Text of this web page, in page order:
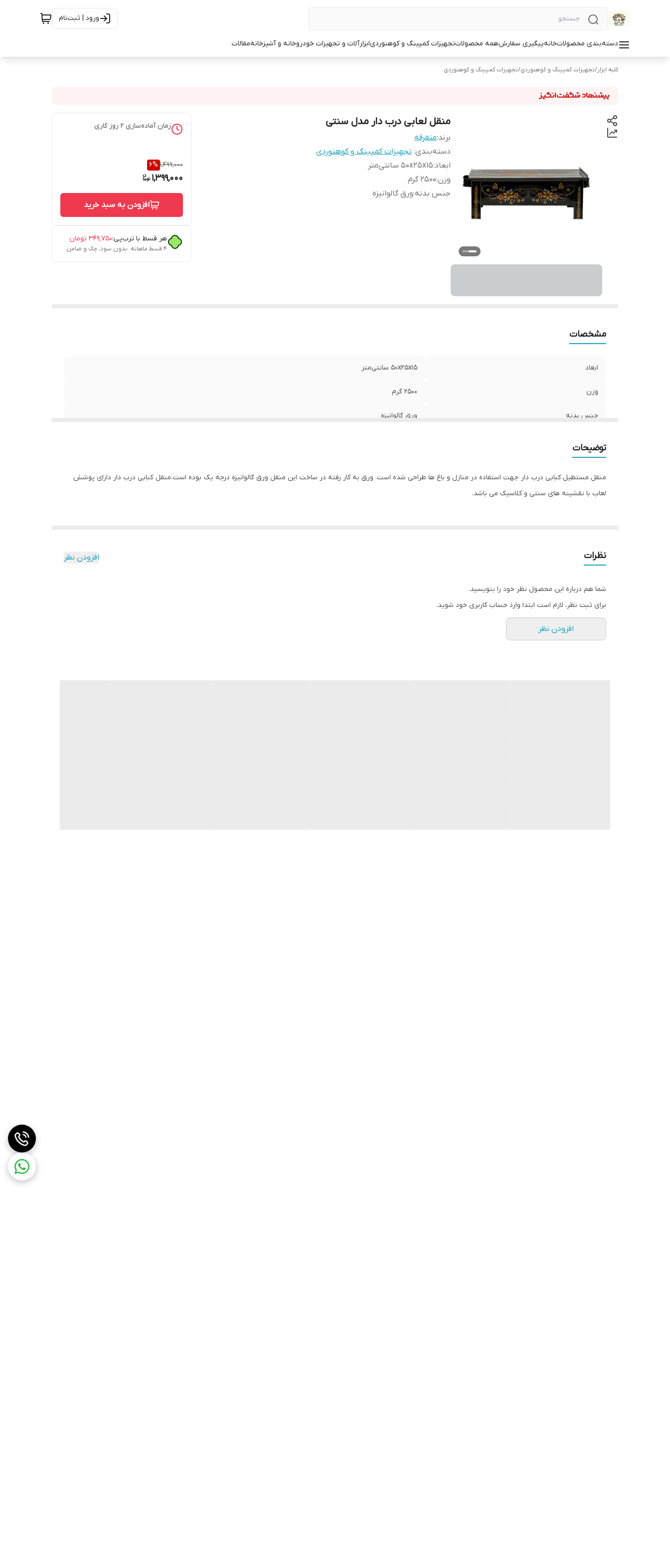
ورود | ثبت‌نام
دسته‌بندی محصولاتخانهپیگیری سفارشهمه محصولاتتجهیزات کمپینگ و کوهنوردیابزارآلات و تجهیزات خودروخانه و آشپزخانهمقالات
کلبه ابزار/تجهیزات کمپینگ و کوهنوردی/تجهیزات کمپینگ و کوهنوردی
منقل لعابی درب دار مدل سنتی
برند:متفرقه
دسته‌بندی: تجهیزات کمپینگ و کوهنوردی
ابعاد:50x25x15 سانتی‌متر
وزن:2500 گرم
جنس بدنه:ورق گالوانیزه
زمان آماده‌سازی 2 روز کاری
1,499,000
6%
1,399,000
افزودن به سبد خرید
هر قسط با ترب‌پی:۳۴۹٬۷۵۰ تومان
۴ قسط ماهانه. بدون سود، چک و ضامن.
مشخصات
ابعاد 50x25x15 سانتی‌متر
وزن 2500 گرم
جنس بدنه ورق گالوانیزه
توضیحات
منقل مستطیل کبابی درب دار جهت استفاده در منازل و باغ ها طراحی شده است. ورق به کار رفته در ساخت این منقل ورق گالوانیزه درجه یک بوده است.منقل کبابی درب دار دارای پوشش
لعاب با نقشینه های سنتی و کلاسیک می باشد.
نظرات افزودن نظر
شما هم درباره این محصول نظر خود را بنویسید.
برای ثبت نظر، لازم است ابتدا وارد حساب کاربری خود شوید.
افزودن نظر